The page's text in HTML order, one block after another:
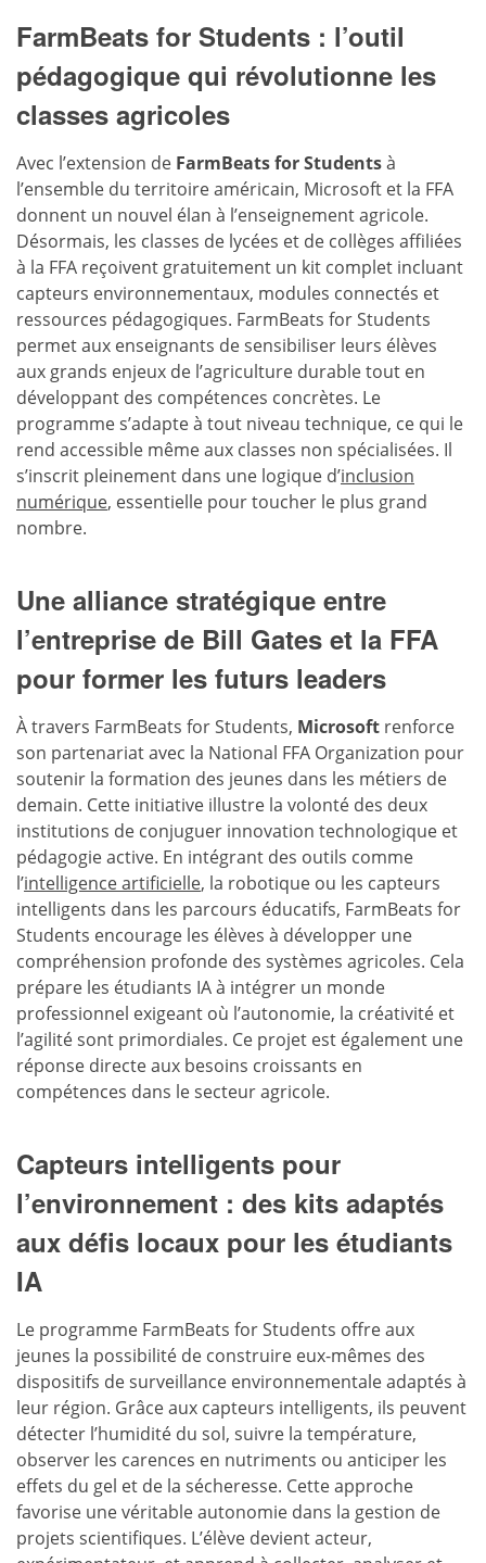
FarmBeats for Students : l’outil
pédagogique qui révolutionne les
classes agricoles
Avec l’extension de FarmBeats for Studentsà
l’ensemble du territoire américain, Microsoft et la FFA
donnent un nouvel élan à l’enseignement agricole.
Désormais, les classes de lycées et de collèges affiliées
à la FFA reçoivent gratuitement un kit complet incluant
capteurs environnementaux, modules connectés et
ressources pédagogiques. FarmBeats for Students
permet aux enseignants de sensibiliser leurs élèves
aux grands enjeux de l’agriculture durable tout en
développant des compétences concrètes. Le
programme s’adapte à tout niveau technique, ce qui le
rend accessible même aux classes non spécialisées. Il
s’inscrit pleinement dans une logique d’inclusion
numérique, essentielle pour toucher le plus grand
nombre.
Une alliance stratégique entre
l’entreprise de Bill Gates et la FFA
pour former les futurs leaders
À travers FarmBeats for Students, Microsoft renforce
son partenariat avec la National FFA Organization pour
soutenir la formation des jeunes dans les métiers de
demain. Cette initiative illustre la volonté des deux
institutions de conjuguer innovation technologique et
pédagogie active. En intégrant des outils comme
l’intelligence artificielle, la robotique ou les capteurs
intelligents dans les parcours éducatifs, FarmBeats for
Students encourage les élèves à développer une
compréhension profonde des systèmes agricoles. Cela
prépare les étudiants IA à intégrer un monde
professionnel exigeant où l’autonomie, la créativité et
l’agilité sont primordiales. Ce projet est également une
réponse directe aux besoins croissants en
compétences dans le secteur agricole.
Capteurs intelligents pour
l’environnement : des kits adaptés
aux défis locaux pour les étudiants
IA
Le programme FarmBeats for Students offre aux
jeunes la possibilité de construire eux-mêmes des
dispositifs de surveillance environnementale adaptés à
leur région. Grâce aux capteurs intelligents, ils peuvent
détecter l’humidité du sol, suivre la température,
observer les carences en nutriments ou anticiper les
effets du gel et de la sécheresse. Cette approche
favorise une véritable autonomie dans la gestion de
projets scientifiques. L’élève devient acteur,